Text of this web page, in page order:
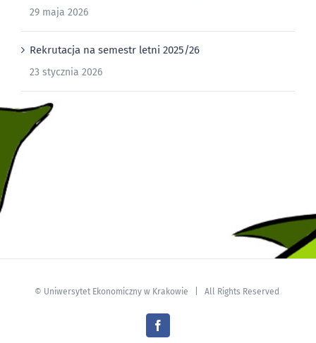
29 maja 2026
Rekrutacja na semestr letni 2025/26
23 stycznia 2026
© Uniwersytet Ekonomiczny w Krakowie | All Rights Reserved
Facebook